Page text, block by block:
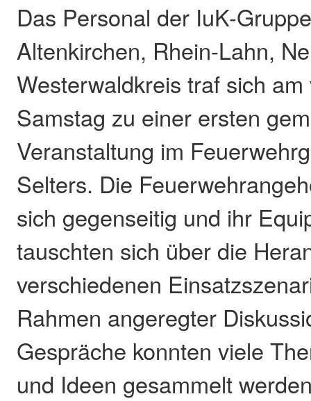
Das Personal der IuK-
Altenkirchen, Rhein-Lahn,
Westerwaldkreis traf sich
Samstag zu einer ersten
Veranstaltung im
Selters. Die
sich gegenseitig und ihr
tauschten sich über die
verschiedenen
Rahmen angeregter
Gespräche konnten viele
und Ideen gesammelt